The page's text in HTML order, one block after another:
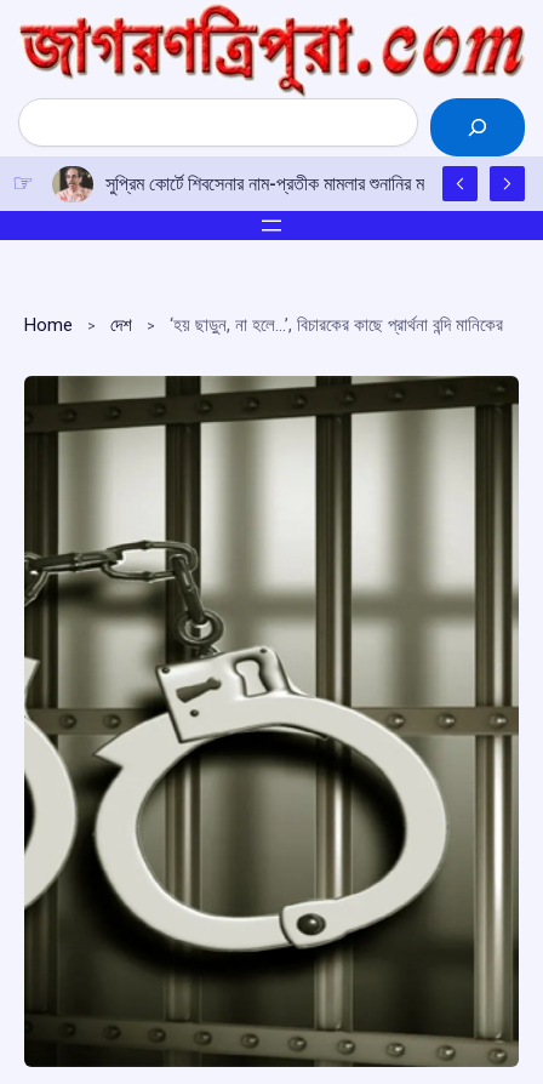
content
Search
সুপ্রিম কোর্টে শিবসেনার নাম-প্রতীক মামলার শুনানির মাঝে মোদির সঙ্গে
Home দেশ ‘হয় ছাড়ুন, না হলে…’, বিচারকের কাছে প্রার্থনা বন্দি মানিকের